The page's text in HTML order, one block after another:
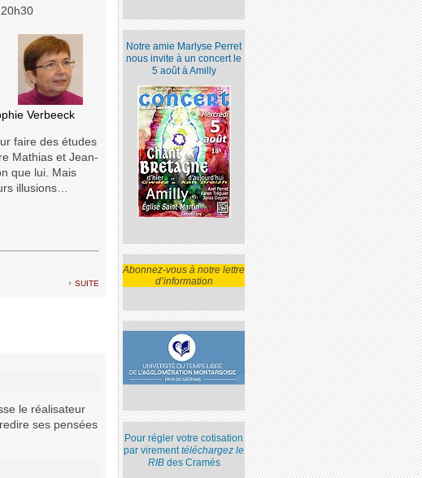
Verbeeck
faire des études
Mathias et Jean-
que lui. Mais
illusions…
suite
le réalisateur
ses pensées
Notre amie Marlyse Perret
nous invite à un concert le
5 août à Amilly
Abonnez-vous à notre lettre
d’information
Pour régler votre cotisation
par virementtéléchargez le
RIBdes Cramés